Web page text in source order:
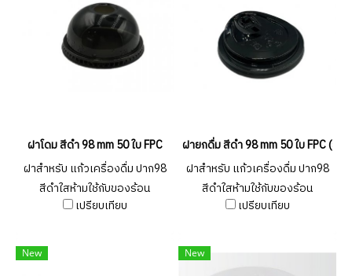
ฝาโดม สีดำ 98 mm 50 ใบ FPC
ฝาสำหรับ แก้วเครื่องดื่ม ปาก98
สีดำใสห้ามใช้กับของร้อน
เปรียบเทียบ
ฝายกดื่ม สีดำ 98 mm 50 ใบ FPC (ย
ฝาสำหรับ แก้วเครื่องดื่ม ปาก98
สีดำใสห้ามใช้กับของร้อน
เปรียบเทียบ
New New